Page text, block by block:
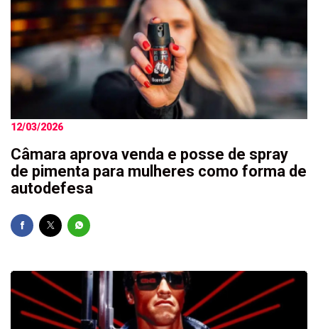
12/03/2026
Câmara aprova venda e posse de spray
de pimenta para mulheres como forma de
autodefesa